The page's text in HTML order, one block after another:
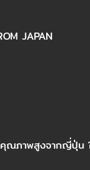
JAPAN
ภาพสูงจากญี่ปุ่น